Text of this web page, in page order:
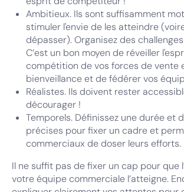
Ambitieux. Ils sont suffisamment
stimuler l'envie de les atteindre
dépasser). Organisez des
C’est un bon moyen de réveiller
compétition de vos forces de vente
bienveillance et de fédérer vos
Réalistes. Ils doivent rester
décourager !
Temporels. Définissez une durée et
précises pour fixer un cadre et
commerciaux de doser leurs efforts.
Il ne suffit pas de fixer un cap pour que
votre équipe commerciale l’atteigne.